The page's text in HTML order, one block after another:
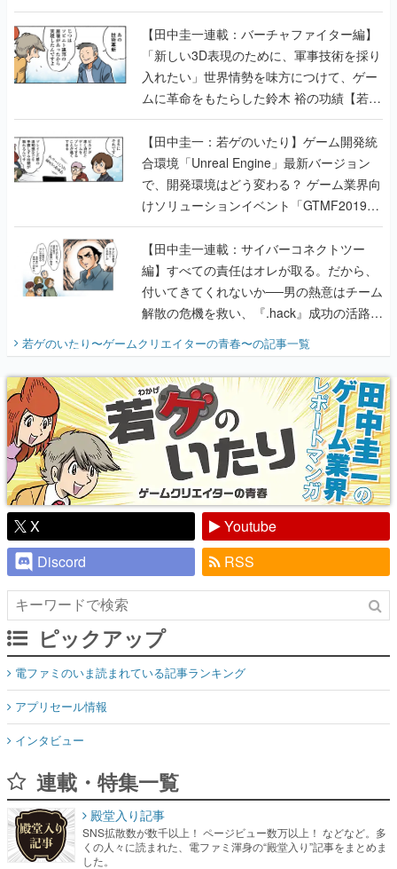
【若ゲのいたり最終回】
【田中圭一連載：バーチャファイター編】
「新しい3D表現のために、軍事技術を採り
入れたい」世界情勢を味方につけて、ゲー
ムに革命をもたらした鈴木 裕の功績【若ゲ
のいたり】
【田中圭一：若ゲのいたり】ゲーム開発統
合環境「Unreal Engine」最新バージョン
で、開発環境はどう変わる？ ゲーム業界向
けソリューションイベント「GTMF2019」
に行って、より理解を深めよう【PR】
【田中圭一連載：サイバーコネクトツー
編】すべての責任はオレが取る。だから、
付いてきてくれないか──男の熱意はチーム
解散の危機を救い、『.hack』成功の活路を
『少年ジャンプ』色だった【若ゲのいた
り】
若ゲのいたり〜ゲームクリエイターの青春〜の記事一覧
X
Youtube
Discord
RSS
ピックアップ
電ファミのいま読まれている記事ランキング
アプリセール情報
インタビュー
連載・特集一覧
殿堂入り記事
SNS拡散数が数千以上！ ページビュー数万以上！ などなど。多
くの人々に読まれた、電ファミ渾身の“殿堂入り”記事をまとめま
した。